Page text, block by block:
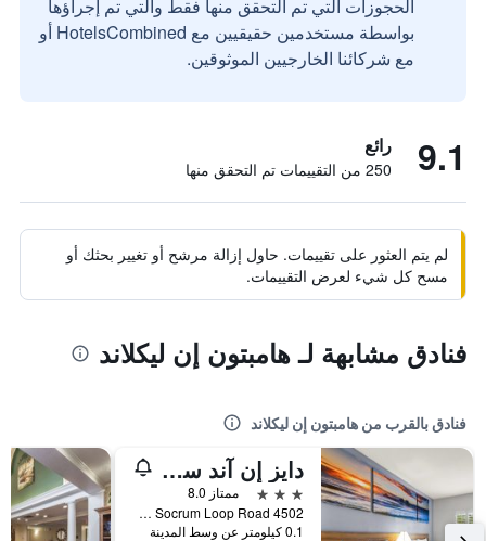
الحجوزات التي تم التحقق منها فقط والتي تم إجراؤها
بواسطة مستخدمين حقيقيين مع HotelsCombined أو
مع شركائنا الخارجيين الموثوقين.
9.1 رائع
250 من التقييمات تم التحقق منها
لم يتم العثور على تقييمات. حاول إزالة مرشح أو تغيير بحثك أو
مسح كل شيء لعرض التقييمات.
فنادق مشابهة لـ هامبتون إن ليكلاند
فنادق بالقرب من هامبتون إن ليكلاند
دايز إن آند سويتس باي وبندام ليكلاند
3 نجوم
ممتاز 8.0
4502 North Socrum Loop Road, لاكيلاند (فلوريدا), FL, الولايات المتحدة الأميريكية
0.1 كيلومتر عن وسط المدينة